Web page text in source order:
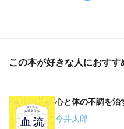
この本が好きな人におすす
心と体の不調を治
今井太郎